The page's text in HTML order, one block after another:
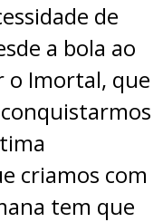
de
a bola ao
o Imortal, que
criamos com
tem que